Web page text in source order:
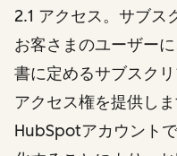
2.1 アクセス。サブス
お客さまのユーザー
書に定めるサブスク
アクセス権を提供し
HubSpotアカウント